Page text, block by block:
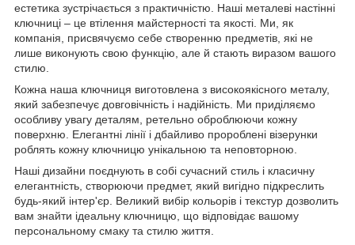
естетика зустрічається з практичністю. Наші металеві настінні
ключниці – це втілення майстерності та якості. Ми, як
компанія, присвячуємо себе створенню предметів, які не
лише виконують свою функцію, але й стають виразом вашого
стилю.
Кожна наша ключниця виготовлена з високоякісного металу,
який забезпечує довговічність і надійність. Ми приділяємо
особливу увагу деталям, ретельно оброблюючи кожну
поверхню. Елегантні лінії і дбайливо пророблені візерунки
роблять кожну ключницю унікальною та неповторною.
Наші дизайни поєднують в собі сучасний стиль і класичну
елегантність, створюючи предмет, який вигідно підкреслить
будь-який інтер'єр. Великий вибір кольорів і текстур дозволить
вам знайти ідеальну ключницю, що відповідає вашому
персональному смаку та стилю життя.